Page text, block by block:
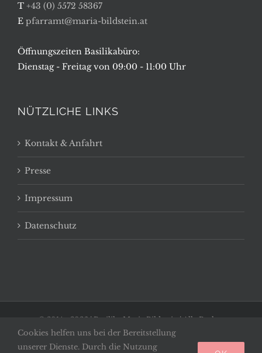
T +43 (0) 5572 58367
E pfarramt@maria-bildstein.at
Öffnungszeiten Basilikabüro:
Dienstag - Freitag von 09:00 - 11:00 Uhr
NÜTZLICHE LINKS
Kontakt & Anfahrt
Presse
Impressum
Datenschutz
© 2014 - 2026 | Basilika Maria Bildstein | Alle Rechte
vorbehalten
Cookies helfen uns bei der Bereitstellung
unserer Dienste. Durch die Nutzung